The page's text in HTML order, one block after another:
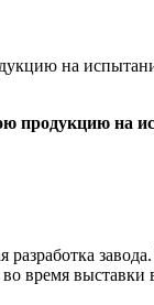
на
продукцию
время